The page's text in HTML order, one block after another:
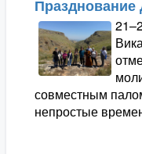
Празднование
совместным
непростые